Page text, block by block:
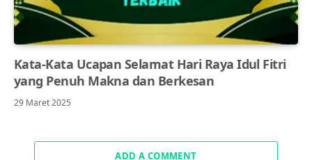
Kata-Kata Ucapan Selamat Hari Raya Idul Fitri
yang Penuh Makna dan Berkesan
29 Maret 2025
ADD A COMMENT